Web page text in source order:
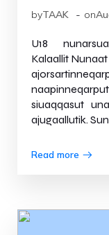
byTAAK - on
U18
Kalaallit
siuaqqasut
ajugaallutik.
Read more